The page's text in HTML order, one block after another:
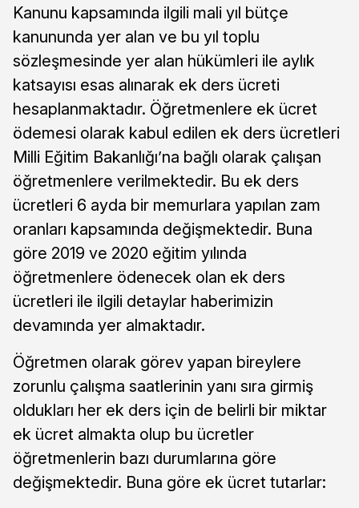
Kanunu kapsamında ilgili mali yıl bütçe
kanununda yer alan ve bu yıl toplu
sözleşmesinde yer alan hükümleri ile aylık
katsayısı esas alınarak ek ders ücreti
hesaplanmaktadır. Öğretmenlere ek ücret
ödemesi olarak kabul edilen ek ders ücretleri
Milli Eğitim Bakanlığı’na bağlı olarak çalışan
öğretmenlere verilmektedir. Bu ek ders
ücretleri 6 ayda bir memurlara yapılan zam
oranları kapsamında değişmektedir. Buna
göre 2019 ve 2020 eğitim yılında
öğretmenlere ödenecek olan ek ders
ücretleri ile ilgili detaylar haberimizin
devamında yer almaktadır.
Öğretmen olarak görev yapan bireylere
zorunlu çalışma saatlerinin yanı sıra girmiş
oldukları her ek ders için de belirli bir miktar
ek ücret almakta olup bu ücretler
öğretmenlerin bazı durumlarına göre
değişmektedir. Buna göre ek ücret tutarlar: